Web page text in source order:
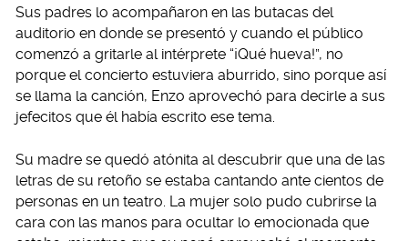
Sus padres lo acompañaron en las butacas del
auditorio en donde se presentó y cuando el público
comenzó a gritarle al intérprete “¡Qué hueva!”, no
porque el concierto estuviera aburrido, sino porque así
se llama la canción, Enzo aprovechó para decirle a sus
jefecitos que él había escrito ese tema.
Su madre se quedó atónita al descubrir que una de las
letras de su retoño se estaba cantando ante cientos de
personas en un teatro. La mujer solo pudo cubrirse la
cara con las manos para ocultar lo emocionada que